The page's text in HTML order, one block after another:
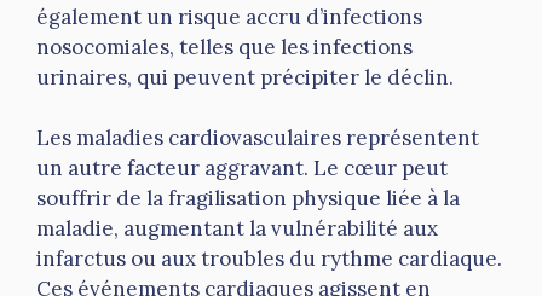
également un risque accru d’infections
nosocomiales, telles que les infections
urinaires, qui peuvent précipiter le déclin.
Les maladies cardiovasculaires représentent
un autre facteur aggravant. Le cœur peut
souffrir de la fragilisation physique liée à la
maladie, augmentant la vulnérabilité aux
infarctus ou aux troubles du rythme cardiaque.
Ces événements cardiaques agissent en